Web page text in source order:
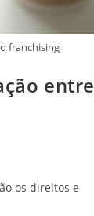
franchising
entre
os direitos e